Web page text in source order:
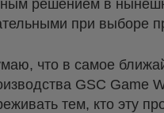
решением в
при выборе
что в самое
GSC Game
тем, кто эту